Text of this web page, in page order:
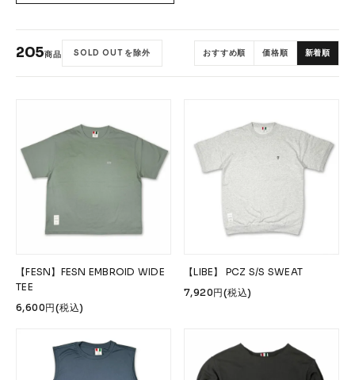
Gloves Shoes
Accessories &
Decks
Trucks Wheels
Bearings Parts & Accessories
Tools & Maintenance
Media Projects & Events
205商品 SOLD OUT を除外 おすすめ順 価格順 新着順
【FESN】FESN EMBROID WIDE
TEE
6,600円(税込)
【LIBE】 PCZ S/S SWEAT
7,920円(税込)